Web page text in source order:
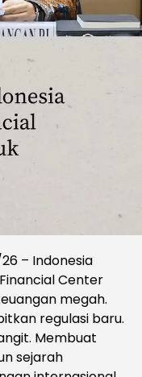
– Indonesia
Center
megah.
regulasi baru.
Membuat
sejarah